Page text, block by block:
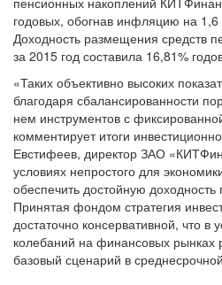
годовых, обогнав инфляцию на 1,6
Доходность размещения средств
за 2015 год составила 16,81%
«Таких объективно высоких
благодаря сбалансированности
нем инструментов с
комментирует итоги
Евстифеев, директор ЗАО
условиях непростого для
обеспечить достойную
Принятая фондом стратегия
достаточно консервативной, что в
колебаний на финансовых рынках
базовый сценарий в